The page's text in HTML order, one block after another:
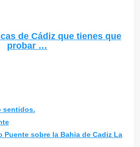
de Cádiz que tienes que
probar …
sentidos.
sobre la Bahia de Cadiz La